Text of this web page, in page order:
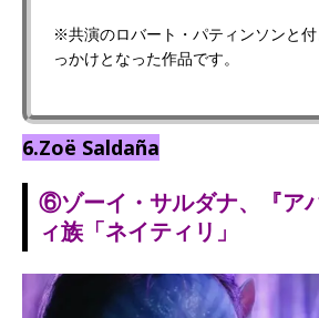
※共演のロバート・パティンソンと付
っかけとなった作品です。
6.Zoë Saldaña
⑥ゾーイ・サルダナ、『ア
ィ族「ネイティリ」